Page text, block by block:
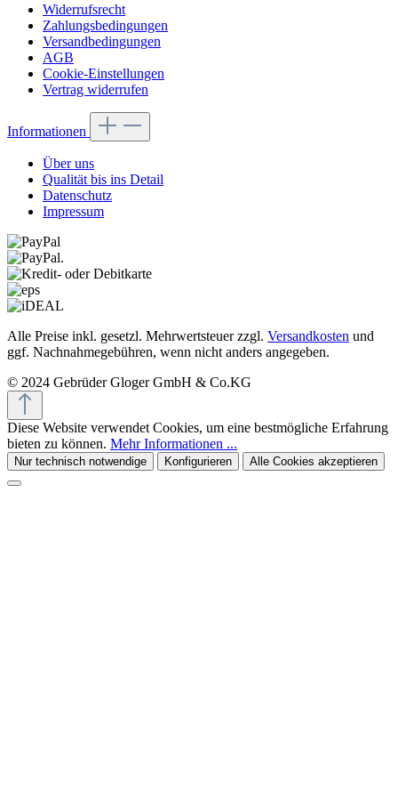
Widerrufsrecht
Zahlungsbedingungen
Versandbedingungen
AGB
Cookie-Einstellungen
Vertrag widerrufen
Informationen
Über uns
Qualität bis ins Detail
Datenschutz
Impressum
Alle Preise inkl. gesetzl. Mehrwertsteuer zzgl. Versandkosten und
ggf. Nachnahmegebühren, wenn nicht anders angegeben.
© 2024 Gebrüder Gloger GmbH & Co.KG
Diese Website verwendet Cookies, um eine bestmögliche Erfahrung
bieten zu können. Mehr Informationen ...
Nur technisch notwendige Konfigurieren Alle Cookies akzeptieren